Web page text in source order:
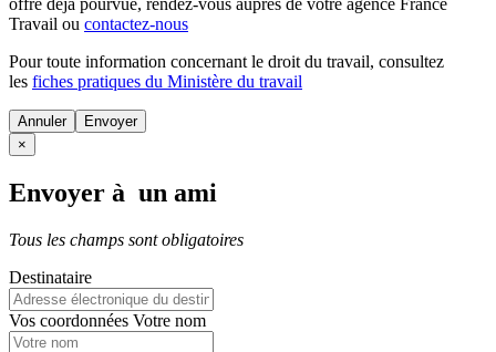
offre déjà pourvue, rendez-vous auprès de votre agence France
Travail ou contactez-nous
Pour toute information concernant le droit du travail, consultez
les fiches pratiques du Ministère du travail
Annuler
×
Envoyer à un ami
Tous les champs sont obligatoires
Destinataire
Vos coordonnées Votre nom